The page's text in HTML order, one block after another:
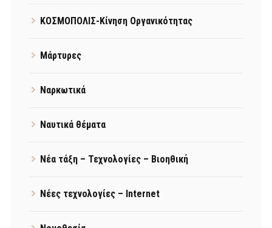
ΚΟΣΜΟΠΟΛΙΣ-Κίνηση Οργανικότητας
Μάρτυρες
Ναρκωτικά
Ναυτικά θέματα
Νέα τάξη – Τεχνολογίες – Βιοηθική
Νέες τεχνολογίες – Internet